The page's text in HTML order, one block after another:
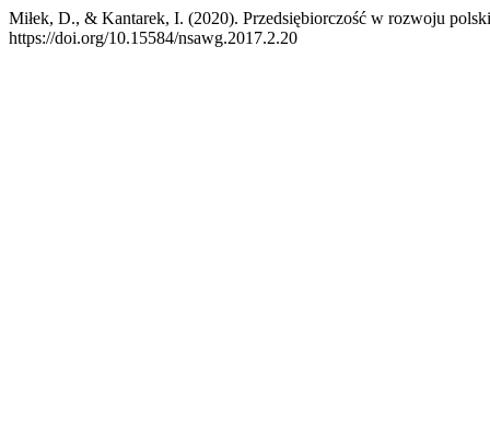
Miłek, D., & Kantarek, I. (2020). Przedsiębiorczość w rozwoju
https://doi.org/10.15584/nsawg.2017.2.20